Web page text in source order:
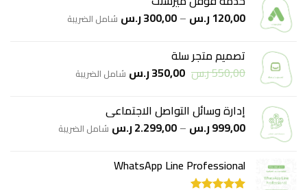
120,00ر.س –
300,00ر.س نطاق
خلال
شامل الضريبة
تصميم متجر سلة
550,00ر.س السعر
550,00 ر.س.
350,00ر.سالسعر
350,00 ر.س.
شامل الضريبة
إدارة وسائل التواصل الاجتماعي
999,00ر.س –
2.299,00ر.س نطاق
شامل الضريبة
WhatsApp Line Professional